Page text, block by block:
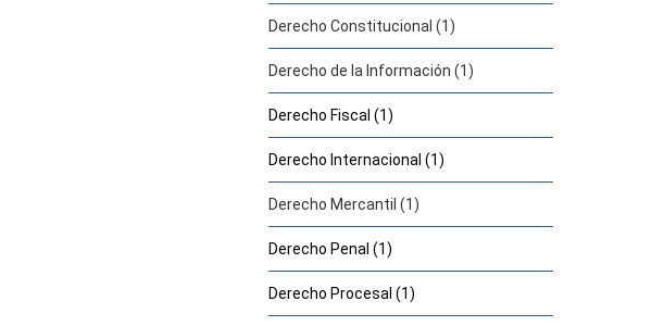
Derecho Constitucional (1)
Derecho de la Información (1)
Derecho Fiscal (1)
Derecho Internacional (1)
Derecho Mercantil (1)
Derecho Penal (1)
Derecho Procesal (1)